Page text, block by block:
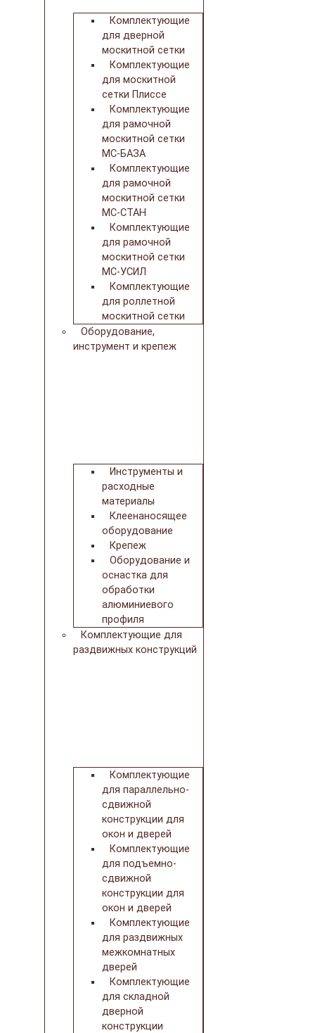
Комплектующие
для дверной
москитной сетки
Комплектующие
для москитной
сетки Плиссе
Комплектующие
для рамочной
москитной сетки
МС-БАЗА
Комплектующие
для рамочной
москитной сетки
МС-СТАН
Комплектующие
для рамочной
москитной сетки
МС-УСИЛ
Комплектующие
для роллетной
москитной сетки
Оборудование,
инструмент и крепеж
Инструменты и
расходные
материалы
Клеенаносящее
оборудование
Крепеж
Оборудование и
оснастка для
обработки
алюминиевого
профиля
Комплектующие для
раздвижных конструкций
Комплектующие
для параллельно-
сдвижной
конструкции для
окон и дверей
Комплектующие
для подъемно-
сдвижной
конструкции для
окон и дверей
Комплектующие
для раздвижных
межкомнатных
дверей
Комплектующие
для складной
дверной
конструкции